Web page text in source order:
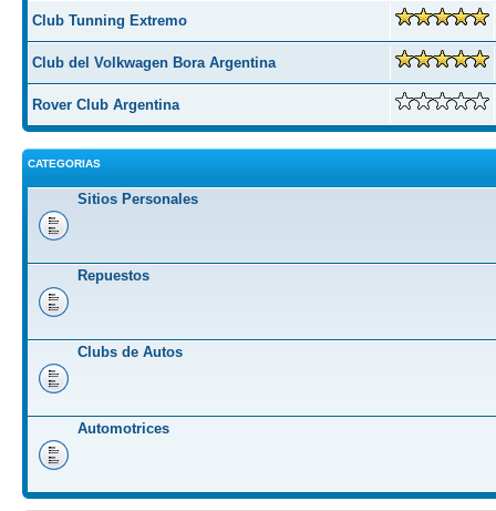
Club Tunning Extremo
Club del Volkwagen Bora Argentina
Rover Club Argentina
CATEGORIAS
Sitios Personales
Repuestos
Clubs de Autos
Automotrices